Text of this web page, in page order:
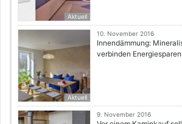
Aktuell
Aktuell
10. November 2016
Innendämmung:
verbinden
9. November 2016